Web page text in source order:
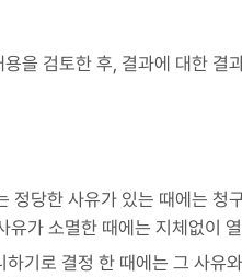
을 검토한 후, 결과에 대한 결
당한 사유가 있는 때에는 청
가 소멸한 때에는 지체없이 열
기로 결정 한 때에는 그 사유